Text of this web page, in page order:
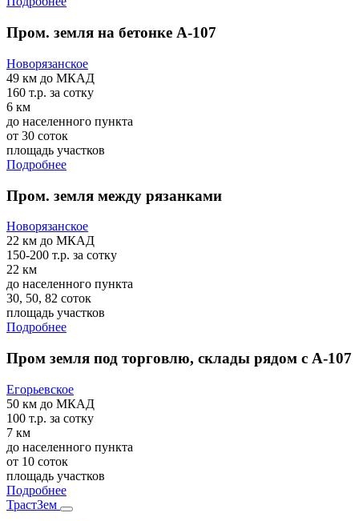
Пром. земля на бетонке А-107
Новорязанское
49 км до МКАД
160 т.р. за сотку
6 км
до населенного пункта
от 30 соток
площадь участков
Подробнее
Пром. земля между рязанками
Новорязанское
22 км до МКАД
150-200 т.р. за сотку
22 км
до населенного пункта
30, 50, 82 соток
площадь участков
Подробнее
Пром земля под торговлю, склады рядом с А-107
Егорьевское
50 км до МКАД
100 т.р. за сотку
7 км
до населенного пункта
от 10 соток
площадь участков
Подробнее
ТрастЗем